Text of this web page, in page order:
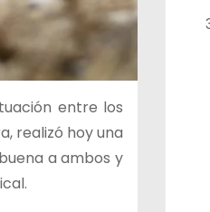
entre los
realizó hoy una
a ambos y